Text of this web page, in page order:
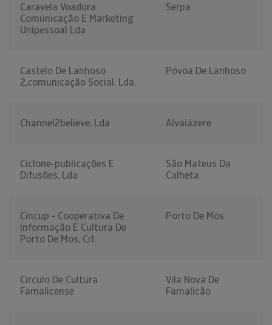
Caravela Voadora
Comunicação E Marketing
Unipessoal Lda
Serpa
Castelo De Lanhoso
2,comunicação Social, Lda.
Póvoa De Lanhoso
Channel2believe, Lda Alvaiázere
Ciclone-publicações E
Difusões, Lda
São Mateus Da
Calheta
Cincup - Cooperativa De
Informação E Cultura De
Porto De Mos, Crl.
Porto De Mós
Circulo De Cultura
Famalicense
Vila Nova De
Famalicão